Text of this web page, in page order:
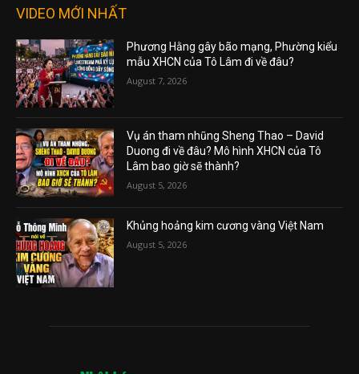
VIDEO MỚI NHẤT
Phương Hằng gây bão mạng, Phường kiểu
mẫu XHCN của Tô Lâm đi về đâu?
August 7, 2026
Vụ án tham nhũng Sheng Thao – David
Duong đi về đâu? Mô hình XHCN của Tô
Lâm bao giờ sẽ thành?
August 5, 2026
Khủng hoảng kim cương vàng Việt Nam
August 5, 2026